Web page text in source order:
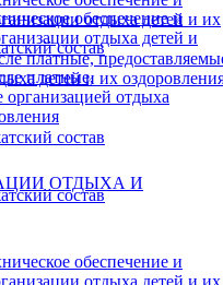
состав
ОТДЫХА И
обеспечение и
отдыха детей и их
отдыха детей и их
платные,
детей и их
состав
обеспечение и
отдыха детей и
платные,
организацией отдыха
состав